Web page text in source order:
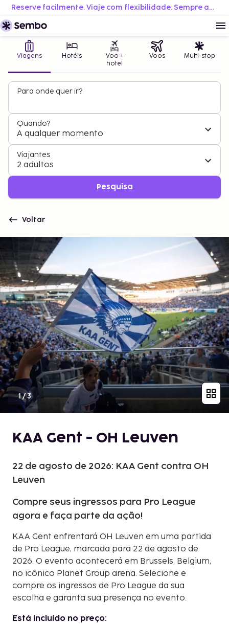
Reserve facilmente. Viaje com flexibilidade. Sempre ao melhor preço.
Viagens Hotéis
Voo +
hotel
Voos Multi-stop
Para onde quer ir?
Quando?
A qualquer momento
Viajantes
2 adultos
Pesquisa
Voltar
1/3
KAA Gent - OH Leuven
22 de agosto de 2026: KAA Gent contra OH
Leuven
Compre seus ingressos para Pro League
agora e faça parte da ação!
KAA Gent enfrentará OH Leuven em uma partida
de Pro League, marcada para 22 de agosto de
2026. O evento acontecerá em Brussels, Belgium,
no icônico Planet Group arena. Selecione e
compre os ingressos de Pro League da sua
escolha e garanta sua presença no evento.
Está incluído no preço: